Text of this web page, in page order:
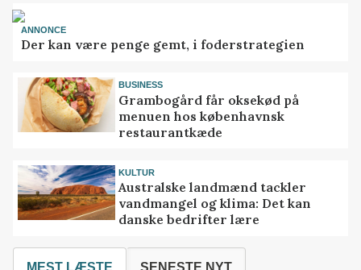
ANNONCE
Der kan være penge gemt, i foderstrategien
BUSINESS
Grambogård får oksekød på
menuen hos københavnsk
restaurantkæde
KULTUR
Australske landmænd tackler
vandmangel og klima: Det kan
danske bedrifter lære